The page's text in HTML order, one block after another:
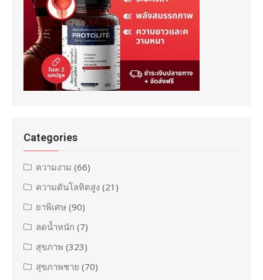
Categories
ความงาม (66)
ความดันโลหิตสูง (21)
ยาพิเศษ (90)
ลดน้ำหนัก (7)
สุขภาพ (323)
สุขภาพชาย (70)